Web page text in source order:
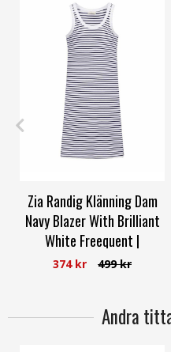
M L XL XXL
Zia Randig Klänning Dam
Navy Blazer With Brilliant
White Freequent |
Smilebutiken
374 kr 499 kr
Andra